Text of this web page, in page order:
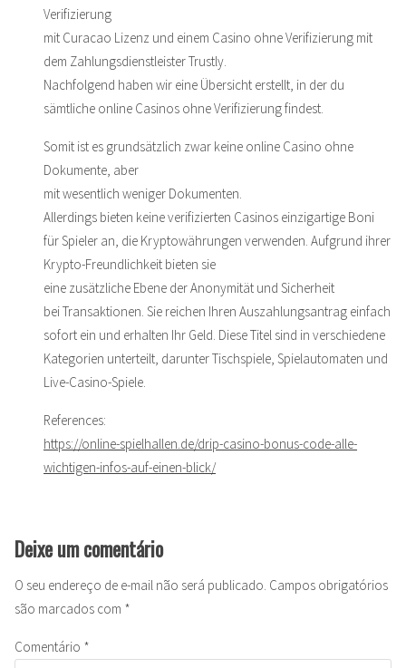
Verifizierung
mit Curacao Lizenz und einem Casino ohne Verifizierung mit
dem Zahlungsdienstleister Trustly.
Nachfolgend haben wir eine Übersicht erstellt, in der du
sämtliche online Casinos ohne Verifizierung findest.
Somit ist es grundsätzlich zwar keine online Casino ohne
Dokumente, aber
mit wesentlich weniger Dokumenten.
Allerdings bieten keine verifizierten Casinos einzigartige Boni
für Spieler an, die Kryptowährungen verwenden. Aufgrund ihrer
Krypto-Freundlichkeit bieten sie
eine zusätzliche Ebene der Anonymität und Sicherheit
bei Transaktionen. Sie reichen Ihren Auszahlungsantrag einfach
sofort ein und erhalten Ihr Geld. Diese Titel sind in verschiedene
Kategorien unterteilt, darunter Tischspiele, Spielautomaten und
Live-Casino-Spiele.
References:
https://online-spielhallen.de/drip-casino-bonus-code-alle-
wichtigen-infos-auf-einen-blick/
Deixe um comentário
O seu endereço de e-mail não será publicado. Campos obrigatórios
são marcados com *
Comentário *